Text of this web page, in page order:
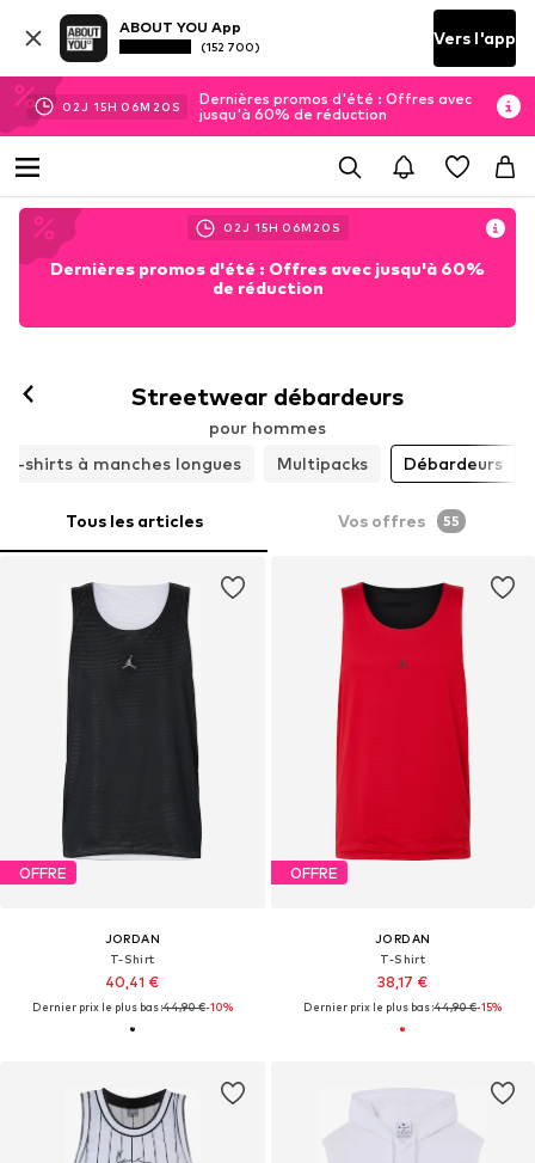
ABOUT YOU App
(152 700) Vers l'app
02J 15H 06M 18 S
Dernières promos d'été : Offres avec
jusqu'à 60% de réduction
02J 15H 06M 18 S
Dernières promos d'été : Offres avec jusqu'à 60%
de réduction
Streetwear débardeurs
pour hommes
T-shirts à manches longues
Multipacks Débardeurs
Tous les articles Vos offres 55
OFFRE
JORDAN
T-Shirt
40,41 €
Dernier prix le plus bas :44,90 €-10%
OFFRE
JORDAN
T-Shirt
38,17 €
Dernier prix le plus bas :44,90 €-15%